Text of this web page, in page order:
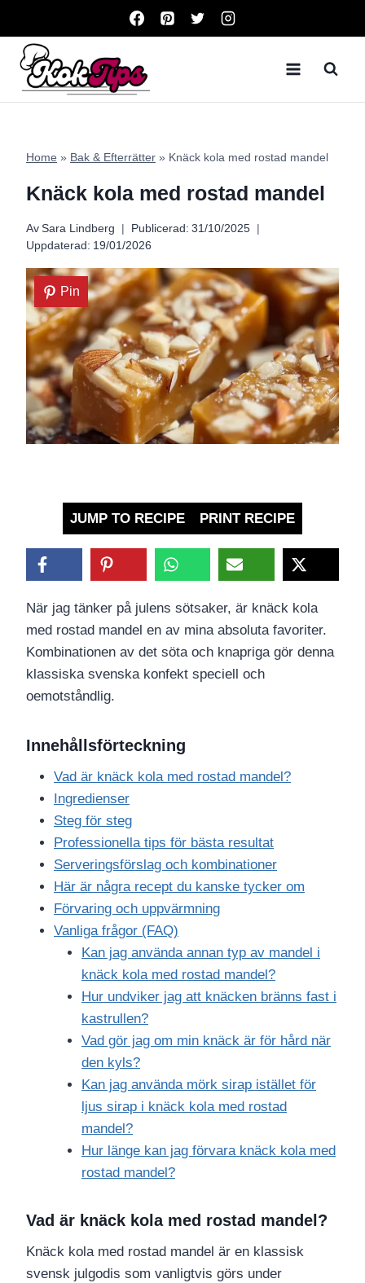
content
Home » Bak & Efterrätter » Knäck kola med rostad mandel
Knäck kola med rostad mandel
Av Sara Lindberg Publicerad: 31/10/2025
Uppdaterad: 19/01/2026
Pin
JUMP TO RECIPE PRINT RECIPE
När jag tänker på julens sötsaker, är knäck kola
med rostad mandel en av mina absoluta favoriter.
Kombinationen av det söta och knapriga gör denna
klassiska svenska konfekt speciell och
oemotståndlig.
Innehållsförteckning
Vad är knäck kola med rostad mandel?
Ingredienser
Steg för steg
Professionella tips för bästa resultat
Serveringsförslag och kombinationer
Här är några recept du kanske tycker om
Förvaring och uppvärmning
Vanliga frågor (FAQ)
Kan jag använda annan typ av mandel i
knäck kola med rostad mandel?
Hur undviker jag att knäcken bränns fast i
kastrullen?
Vad gör jag om min knäck är för hård när
den kyls?
Kan jag använda mörk sirap istället för
ljus sirap i knäck kola med rostad
mandel?
Hur länge kan jag förvara knäck kola med
rostad mandel?
Vad är knäck kola med rostad mandel?
Knäck kola med rostad mandel är en klassisk
svensk julgodis som vanligtvis görs under